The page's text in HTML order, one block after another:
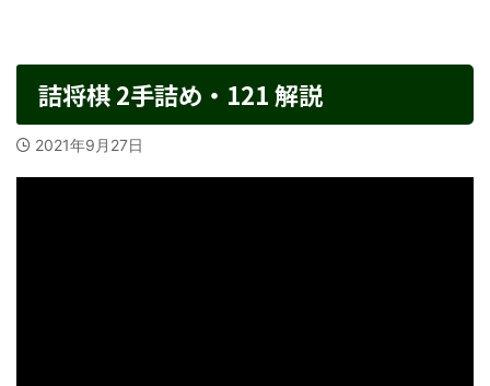
詰将棋 2手詰め・121 解説
2021年9月27日